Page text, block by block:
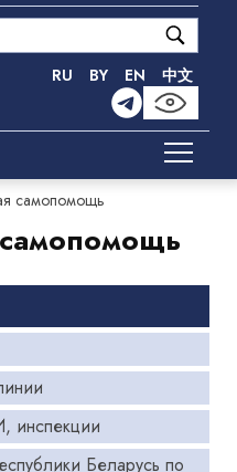
RU BY EN 中文
самопомощь
Беларусь по